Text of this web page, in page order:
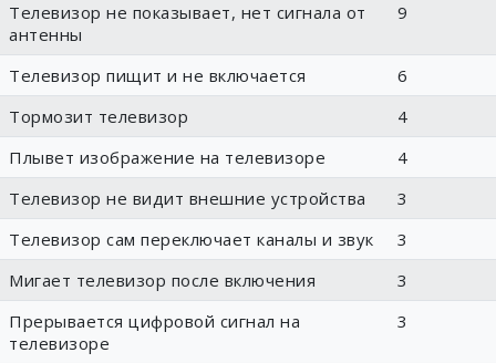
Телевизор не показывает, нет сигнала от
антенны
9
Телевизор пищит и не включается
6
Тормозит телевизор
4
Плывет изображение на телевизоре
4
Телевизор не видит внешние устройства
3
Телевизор сам переключает каналы и звук
3
Мигает телевизор после включения
3
Прерывается цифровой сигнал на
телевизоре
3